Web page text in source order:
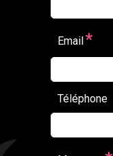
Email *
Téléphone